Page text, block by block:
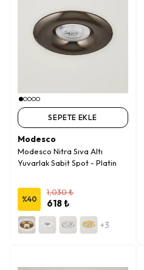
SEPETE EKLE
Modesco
Modesco Nitra Sıva Altı
Yuvarlak Sabit Spot - Platin
%40
1,030 ₺
618 ₺
+3